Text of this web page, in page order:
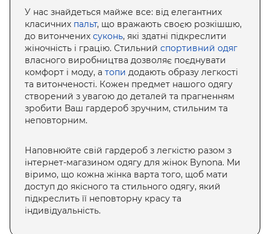
У нас знайдеться майже все: від елегантних
класичних пальт, що вражають своєю розкішшю,
до витончених суконь, які здатні підкреслити
жіночність і грацію. Стильний спортивний одяг
власного виробництва дозволяє поєднувати
комфорт і моду, а топи додають образу легкості
та витонченості. Кожен предмет нашого одягу
створений з увагою до деталей та прагненням
зробити Ваш гардероб зручним, стильним та
неповторним.
Наповнюйте свій гардероб з легкістю разом з
інтернет-магазином одягу для жінок Bynona. Ми
віримо, що кожна жінка варта того, щоб мати
доступ до якісного та стильного одягу, який
підкреслить її неповторну красу та
індивідуальність.